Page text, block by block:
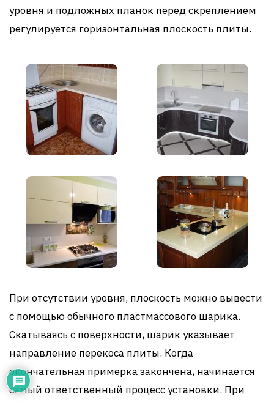
уровня и подложных планок перед скреплением
регулируется горизонтальная плоскость плиты.
При отсутствии уровня, плоскость можно вывести
с помощью обычного пластмассового шарика.
Скатываясь с поверхности, шарик указывает
направление перекоса плиты. Когда
окончательная примерка закончена, начинается
самый ответственный процесс установки. При